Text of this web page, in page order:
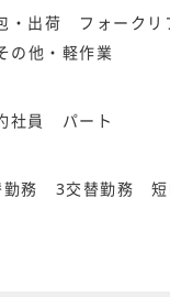
・出荷 フォークリ
の他・軽作業
社員
パート
務 3交替勤務